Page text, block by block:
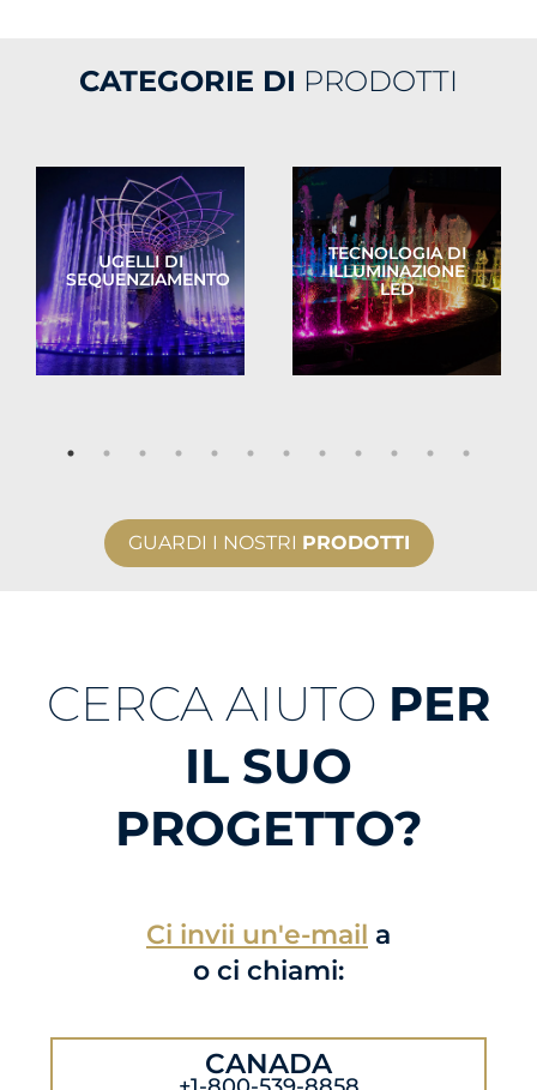
CATEGORIE DI PRODOTTI
UGELLI DI
SEQUENZIAMENTO
TECNOLOGIA DI
ILLUMINAZIONE
LED
GUARDI I NOSTRI PRODOTTI
CERCA AIUTO PER
IL SUO
PROGETTO?
Ci invii un'e-mail a
o ci chiami:
CANADA